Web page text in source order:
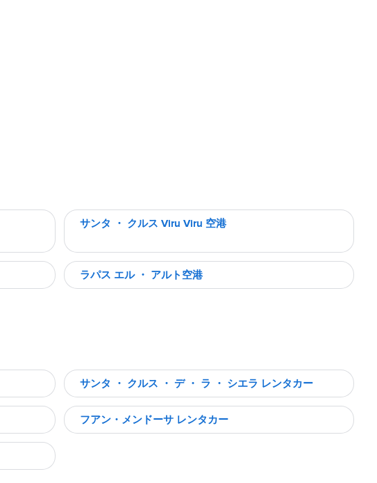
サンタ ・ クルス Viru Viru 空港
ラパス エル ・ アルト空港
サンタ ・ クルス ・ デ ・ ラ ・ シエラ レンタカー
フアン・メンドーサ レンタカー